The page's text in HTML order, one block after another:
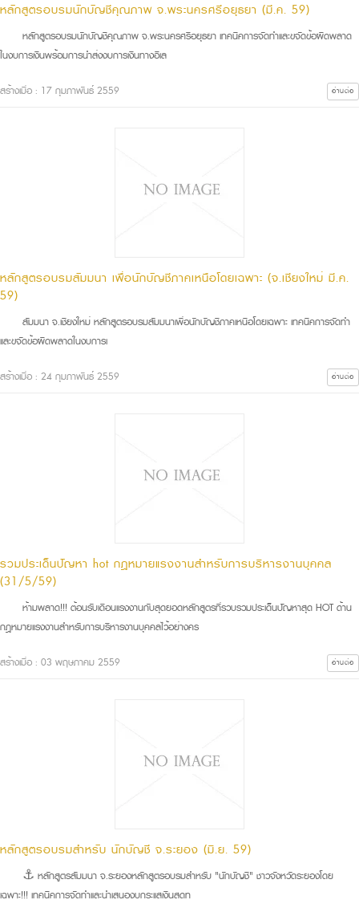
หลักสูตรอบรมนักบัญชีคุณภาพ จ.พระนครศรีอยุธยา (มี.ค. 59)
หลักสูตรอบรมนักบัญชีคุณภาพ จ.พระนครศรีอยุธยา เทคนิคการจัดทำและขจัดข้อผิดพลาด
ในงบการเงินพร้อมการนำส่งงบการเงินทางอิเล
สร้างเมื่อ : 17 กุมภาพันธ์ 2559 อ่านต่อ
หลักสูตรอบรมสัมมนา เพื่อนักบัญชีภาคเหนือโดยเฉพาะ (จ.เชียงใหม่ มี.ค.
59)
สัมมนา จ.เชียงใหม่ หลักสูตรอบรมสัมมนาเพื่อนักบัญชีภาคเหนือโดยเฉพาะ เทคนิคการจัดทำ
และขจัดข้อผิดพลาดในงบการเ
สร้างเมื่อ : 24 กุมภาพันธ์ 2559 อ่านต่อ
รวมประเด็นปัญหา hot กฎหมายแรงงานสำหรับการบริหารงานบุคคล
(31/5/59)
ห้ามพลาด!!! ต้อนรับเดือนแรงงานกับสุดยอดหลักสูตรที่รวบรวมประเด็นปัญหาสุด HOT ด้าน
กฎหมายแรงงานสำหรับการบริหารงานบุคคลไว้อย่างคร
สร้างเมื่อ : 03 พฤษภาคม 2559 อ่านต่อ
หลักสูตรอบรมสำหรับ นักบัญชี จ.ระยอง (มิ.ย. 59)
⚓ หลักสูตรสัมมนา จ.ระยองหลักสูตรอบรมสำหรับ "นักบัญชี" ชาวจังหวัดระยองโดย
เฉพาะ!!! เทคนิคการจัดทำและนำเสนองบกระแสเงินสดท